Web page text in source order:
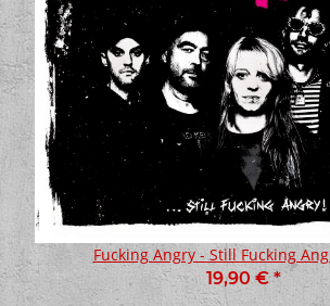
Fucking Angry - Still Fucking
19,90 €*